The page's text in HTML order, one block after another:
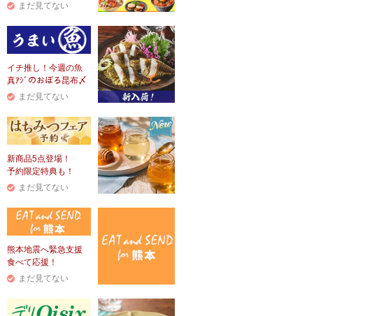
まだ見てない
イチ推し！今週の魚
真ｱｼﾞのおぼろ昆布〆
まだ見てない
新商品5点登場！
予約限定特典も！
まだ見てない
熊本地震へ緊急支援
食べて応援！
まだ見てない